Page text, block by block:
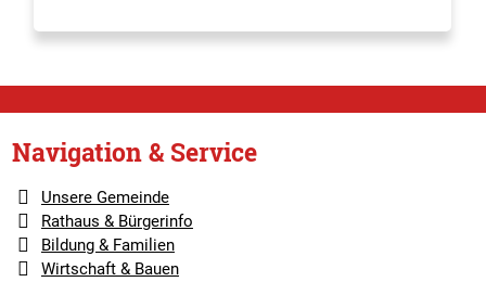
Navigation & Service
Unsere Gemeinde
Rathaus & Bürgerinfo
Bildung & Familien
Wirtschaft & Bauen